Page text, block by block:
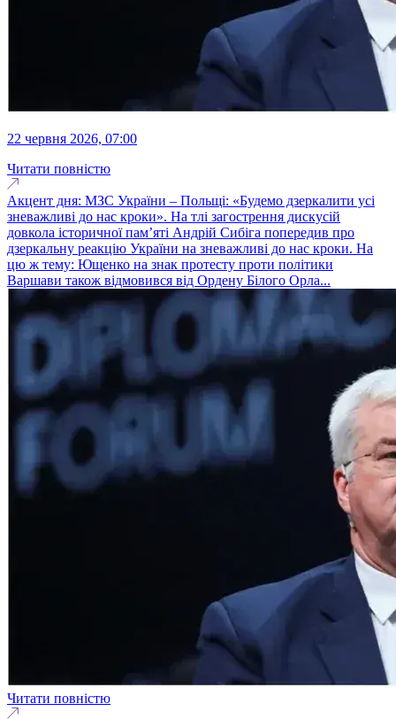
22 червня 2026, 07:00
Читати повністю
Акцент дня: МЗС України – Польщі: «Будемо дзеркалити усі
зневажливі до нас кроки». На тлі загострення дискусій
довкола історичної пам’яті Андрій Сибіга попередив про
дзеркальну реакцію України на зневажливі до нас кроки. На
цю ж тему: Ющенко на знак протесту проти політики
Варшави також відмовився від Ордену Білого Орла...
Читати повністю